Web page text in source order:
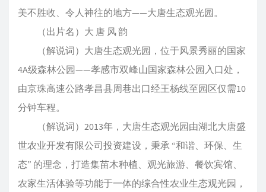
美不胜收、令人神往的地方——大唐生态观光园。
（出片名）大 唐 风 韵
（解说词）大唐生态观光园，位于风景秀丽的国家
4A级森林公园——孝感市双峰山国家森林公园入口处，
由京珠高速公路孝昌县周巷出口经王杨线至园区仅需10
分钟车程。
（解说词）2013年，大唐生态观光园由湖北大唐盛
世农业开发有限公司投资建设，秉承 “和谐、环保、生
态” 的理念，打造集苗木种植、观光旅游、餐饮宾馆、
农家生活体验等功能于一体的综合性农业生态观光园，